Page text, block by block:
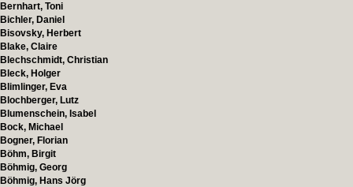
Bernhart, Toni
Bichler, Daniel
Bisovsky, Herbert
Blake, Claire
Blechschmidt, Christian
Bleck, Holger
Blimlinger, Eva
Blochberger, Lutz
Blumenschein, Isabel
Bock, Michael
Bogner, Florian
Böhm, Birgit
Böhmig, Georg
Böhmig, Hans Jörg